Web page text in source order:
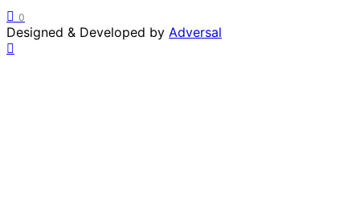
0
Designed & Developed by Adversal